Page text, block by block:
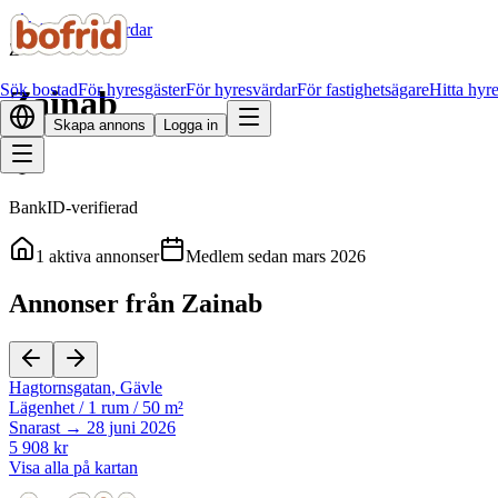
Sök bostadFör hyresgästerFör hyresvärdarFör fastighetsägareHitta
Skapa annons Logga in
Alla hyresvärdar
Z
Zainab
BankID-verifierad
1 aktiva annonser Medlem sedan mars 2026
Annonser från Zainab
Hagtornsgatan, Gävle
Lägenhet / 1 rum / 50 m²
Snarast → 28 juni 2026
5 908 kr
Visa alla på kartan